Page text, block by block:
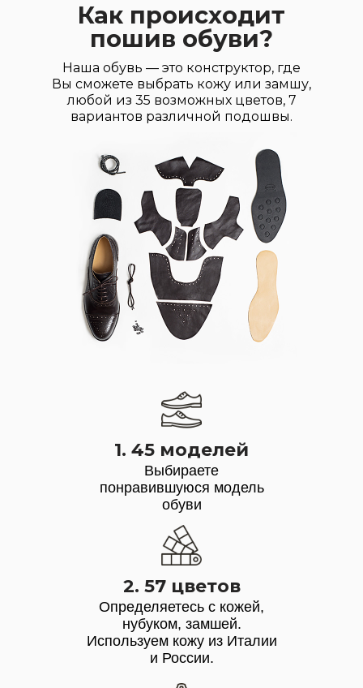
Определяетесь с кожей,
нубуком, замшей.
Используем кожу из Италии
и России.
2. 57 цветов
Как происходит
пошив обуви?
Наша обувь — это конструктор, где
Вы сможете выбрать кожу или замшу,
любой из 35 возможных цветов, 7
вариантов различной подошвы.
Выбираете
понравившуюся модель
обуви
1. 45 моделей